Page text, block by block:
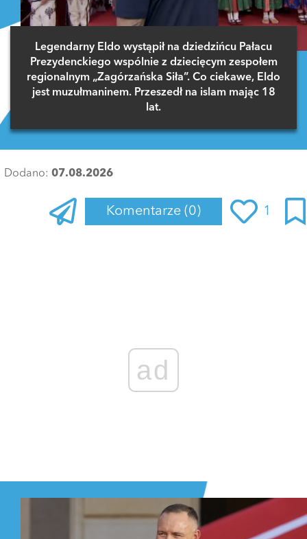
Legendarny Eldo wystąpił na dziedzińcu Pałacu
Prezydenckiego wspólnie z dziecięcym zespołem
regionalnym „Zagórzańska Siła”. Co ciekawe, Eldo
jest muzułmaninem. Przeszedł na islam mając 18
lat.
Dodano: 07.08.2026
Komentarze (0) 1
ad